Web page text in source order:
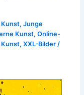
,Junge
Kunst,Online-
Kunst,XXL-Bilder /